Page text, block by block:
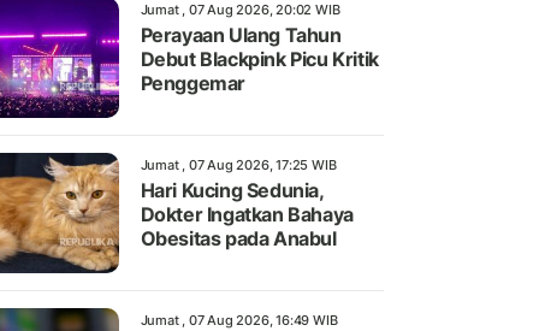
Jumat , 07 Aug 2026, 20:02 WIB
Perayaan Ulang Tahun
Debut Blackpink Picu Kritik
Penggemar
Jumat , 07 Aug 2026, 17:25 WIB
Hari Kucing Sedunia,
Dokter Ingatkan Bahaya
Obesitas pada Anabul
Jumat , 07 Aug 2026, 16:49 WIB